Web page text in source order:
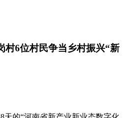
村6位村民争当乡村振兴“新